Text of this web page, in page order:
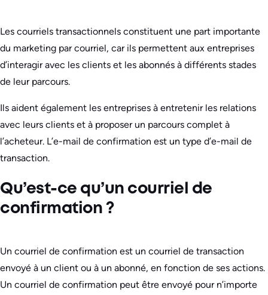
Les courriels transactionnels constituent une part importante
du marketing par courriel, car ils permettent aux entreprises
d’interagir avec les clients et les abonnés à différents stades
de leur parcours.
Ils aident également les entreprises à entretenir les relations
avec leurs clients et à proposer un parcours complet à
l’acheteur. L’e-mail de confirmation est un type d’e-mail de
transaction.
Qu’est-ce qu’un courriel de
confirmation ?
Un courriel de confirmation est un courriel de transaction
envoyé à un client ou à un abonné, en fonction de ses actions.
Un courriel de confirmation peut être envoyé pour n’importe